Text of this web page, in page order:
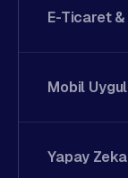
E-Ticaret
Mobil
Yapay